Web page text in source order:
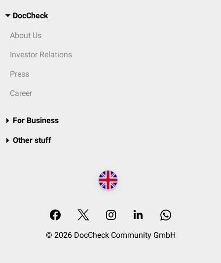
DocCheck
About Us
Investor Relations
Press
Career
For Business
Other stuff
© 2026 DocCheck Community GmbH